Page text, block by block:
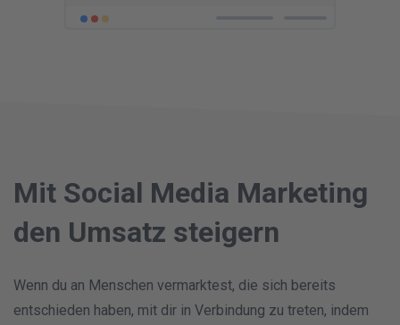
Mit Social Media Marketing
den Umsatz steigern
Wenn du an Menschen vermarktest, die sich bereits
entschieden haben, mit dir in Verbindung zu treten, indem